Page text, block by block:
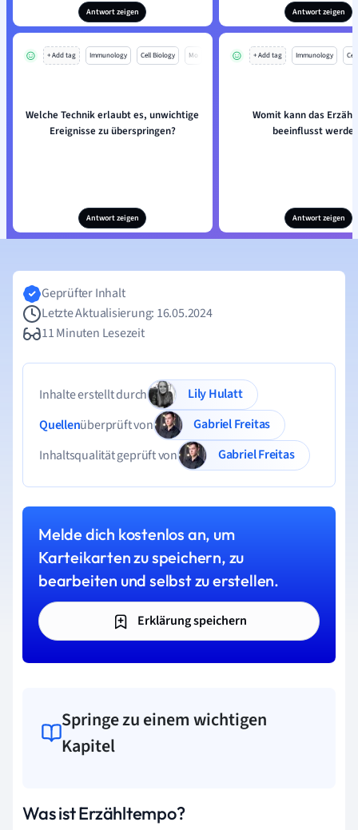
Antwort zeigen Antwort zeigen
+ Add tag Immunology Cell Biology Mo
Welche Technik erlaubt es, unwichtige
Ereignisse zu überspringen?
Antwort zeigen
+ Add tag Immunology
Womit kann das
beeinflusst
Antwort zeigen
Geprüfter Inhalt
Letzte Aktualisierung: 16.05.2024
11 Minuten Lesezeit
Inhalte erstellt durch
Lily Hulatt
Quellenüberprüft von
Gabriel Freitas
Inhaltsqualität geprüft von
Gabriel Freitas
Melde dich kostenlos an, um
Karteikarten zu speichern, zu
bearbeiten und selbst zu erstellen.
Erklärung speichern
Springe zu einem wichtigen
Kapitel
Was ist Erzähltempo?